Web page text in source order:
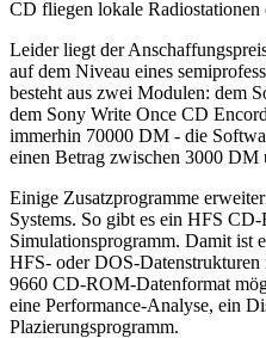
CD fliegen lokale Radiostationen
Leider liegt der
auf dem Niveau eines
besteht aus zwei Modulen: dem
dem Sony Write Once CD
immerhin 70000 DM - die
einen Betrag zwischen 3000
Einige Zusatzprogramme
Systems. So gibt es ein HFS
Simulationsprogramm. Damit ist
HFS- oder DOS-
9660 CD-ROM-Datenformat
eine Performance-Analyse, ein
Plazierungsprogramm.